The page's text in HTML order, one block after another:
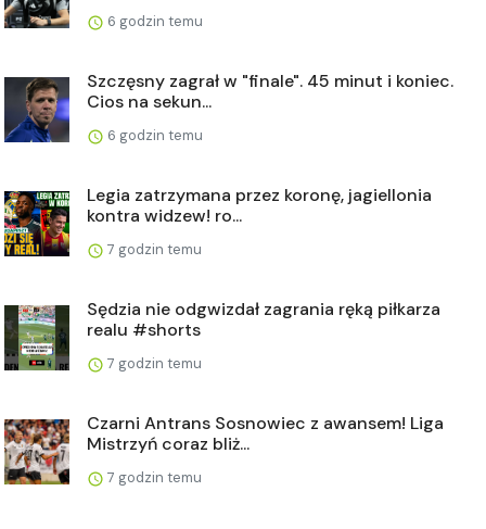
6 godzin temu
Szczęsny zagrał w "finale". 45 minut i koniec.
Cios na sekun...
6 godzin temu
Legia zatrzymana przez koronę, jagiellonia
kontra widzew! ro...
7 godzin temu
Sędzia nie odgwizdał zagrania ręką piłkarza
realu #shorts
7 godzin temu
Czarni Antrans Sosnowiec z awansem! Liga
Mistrzyń coraz bliż...
7 godzin temu